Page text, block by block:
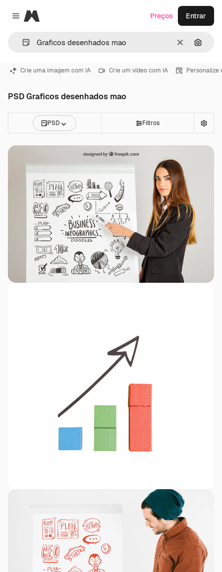
Close menu
Magnific
Limpar
Preços Entrar
Crie uma imagem com IA Crie um vídeo com IA Personalize
PSD Graficos desenhados mao
PSD Filtros